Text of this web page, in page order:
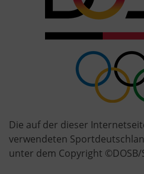
Die auf der dieser
verwendeten
unter dem Copyright